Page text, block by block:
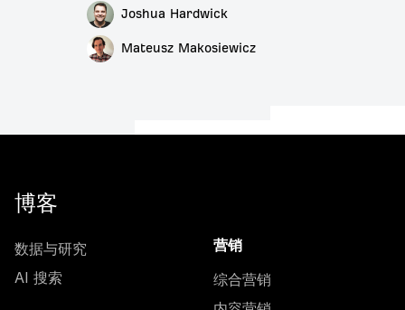
Joshua Hardwick
Mateusz Makosiewicz
博客
数据与研究
AI 搜索
营销
综合营销